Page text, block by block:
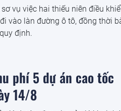
vụ việc hai thiếu niên điều
vào làn đường ô tô, đồng thời
định.
phí 5 dự án cao tốc
14/8